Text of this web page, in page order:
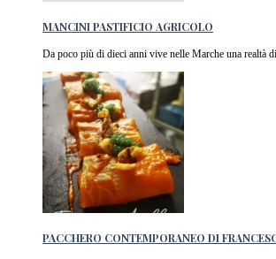
MANCINI PASTIFICIO AGRICOLO
Da poco più di dieci anni vive nelle Marche una realtà
PACCHERO CONTEMPORANEO DI